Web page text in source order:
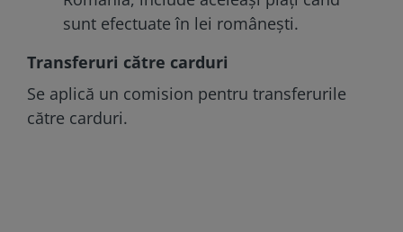
sunt efectuate în lei românești.
Transferuri către carduri
Se aplică un comision pentru transferurile
către carduri.